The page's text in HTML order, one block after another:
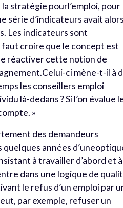
stratégie pourl’emploi, pour
série d’indicateurs avait alors
Les indicateurs sont
faut croire que le concept est
réactiver cette notion de
ci mène-t-il à
les conseillers emploi
là-dedans ? Si l’on évalue
»
des demandeurs
années
à travailler d’abord et à
dans une logique de
le refus d’un emploi par
par exemple, refuser un